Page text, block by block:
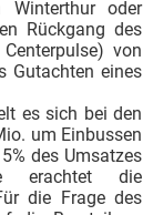
Winterthur oder
Rückgang des
von
Gutachten eines
es sich bei den
um Einbussen
des Umsatzes
erachtet die
die Frage des